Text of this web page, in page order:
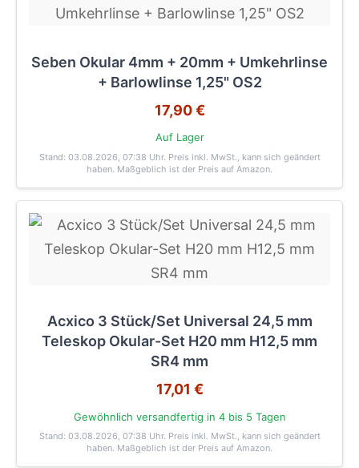
Seben Okular 4mm + 20mm + Umkehrlinse
+ Barlowlinse 1,25" OS2
17,90 €
Auf Lager
Stand: 03.08.2026, 07:38 Uhr. Preis inkl. MwSt., kann sich geändert
haben. Maßgeblich ist der Preis auf Amazon.
Acxico 3 Stück/Set Universal 24,5 mm
Teleskop Okular-Set H20 mm H12,5 mm
SR4 mm
17,01 €
Gewöhnlich versandfertig in 4 bis 5 Tagen
Stand: 03.08.2026, 07:38 Uhr. Preis inkl. MwSt., kann sich geändert
haben. Maßgeblich ist der Preis auf Amazon.